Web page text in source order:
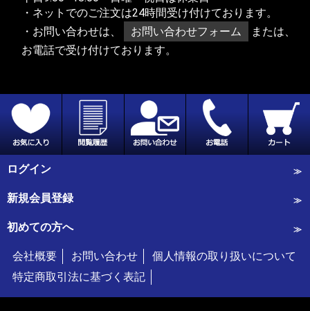
・ネットでのご注文は24時間受け付けております。
・お問い合わせは、
お問い合わせフォーム
または、
お電話で受け付けております。
ログイン
新規会員登録
初めての方へ
会社概要 お問い合わせ
個人情報の取り扱いについて
特定商取引法に基づく表記